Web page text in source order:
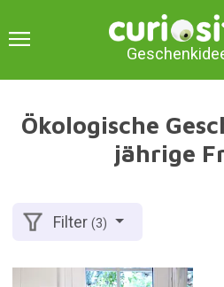
Ökologische
jährige
Filter(3)